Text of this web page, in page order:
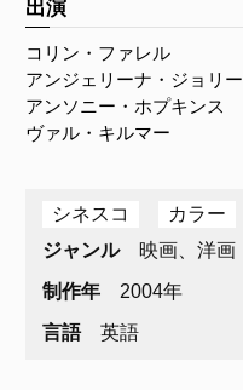
出演
コリン・ファレル
アンジェリーナ・ジョリー
アンソニー・ホプキンス
ヴァル・キルマー
シネスコ カラー
ジャンル
映画、洋画
制作年
2004年
言語
英語